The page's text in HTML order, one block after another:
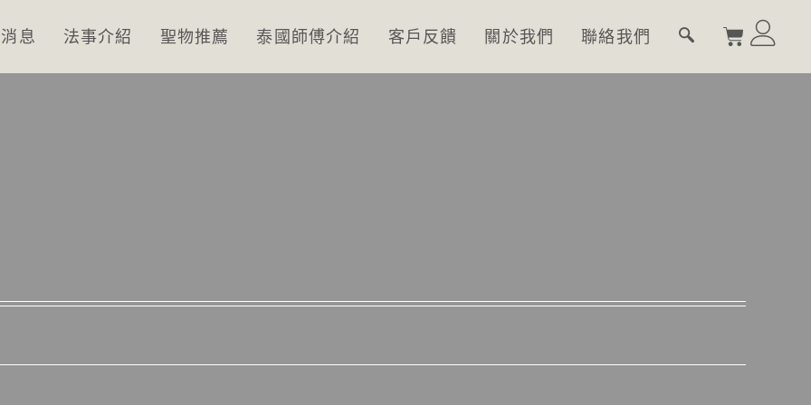
息 法事介紹 聖物推薦 泰國師傅介紹 客戶反饋 關於我們 聯絡我們